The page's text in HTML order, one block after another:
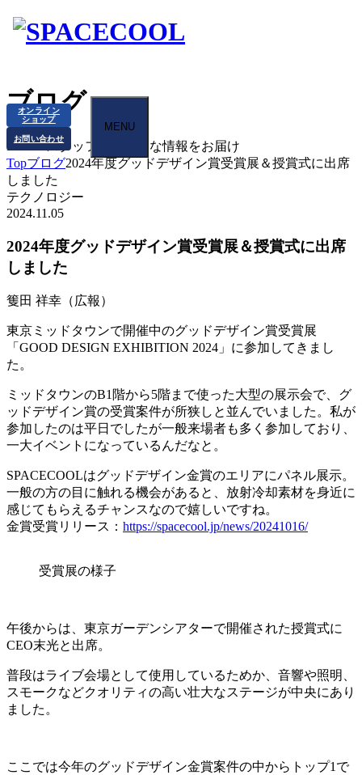
オンライン
ショップ
お問い合わせ
MENU
ブログ
BLOG スタッフから様々な情報をお届け
Topブログ2024年度グッドデザイン賞受賞展＆授賞式に出席
しました
テクノロジー
2024.11.05
2024年度グッドデザイン賞受賞展＆授賞式に出席
しました
篗田 祥幸（広報）
東京ミッドタウンで開催中のグッドデザイン賞受賞展
「GOOD DESIGN EXHIBITION 2024」に参加してきまし
た。
ミッドタウンのB1階から5階まで使った大型の展示会で、グ
ッドデザイン賞の受賞案件が所狭しと並んでいました。私が
参加したのは平日でしたが一般来場者も多く参加しており、
一大イベントになっているんだなと。
SPACECOOLはグッドデザイン金賞のエリアにパネル展示。
一般の方の目に触れる機会があると、放射冷却素材を身近に
感じてもらえるチャンスなので嬉しいですね。
金賞受賞リリース： https://spacecool.jp/news/20241016/
受賞展の様子
午後からは、東京ガーデンシアターで開催された授賞式に
CEO末光と出席。
普段はライブ会場として使用しているためか、音響や照明、
スモークなどクオリティの高い壮大なステージが中央にあり
ました。
ここでは今年のグッドデザイン金賞案件の中からトップ1で